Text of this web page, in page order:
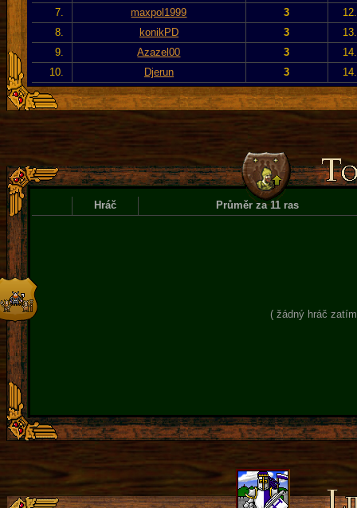
7.
maxpol1999 3
8.
konikPD 3
9.
Azazel00 3
10.
Djerun 3
Hráč Průměr za 11 ras
( žádný hráč